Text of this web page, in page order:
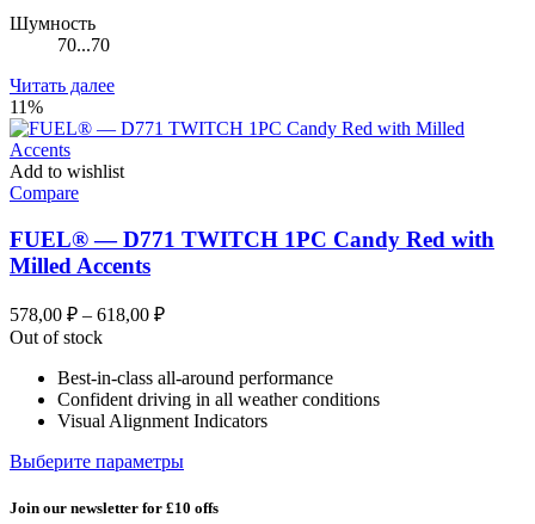
Шумность
70...70
Читать далее
11%
Add to wishlist
Compare
FUEL® — D771 TWITCH 1PC Candy Red with
Milled Accents
578,00 ₽ – 618,00 ₽Диапазон
–
618,00 ₽
Out of stock
Best-in-class all-around performance
Confident driving in all weather conditions
Visual Alignment Indicators
Выберите параметрыЭтот
имеет
Join our newsletter for £10 offs